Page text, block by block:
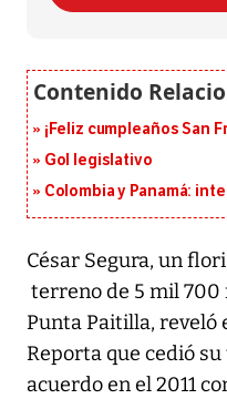
¡Feliz cumpleaños San
Gol legislativo
Colombia y Panamá:
César Segura, un
terreno de 5 mil 700
Punta Paitilla, reveló
Reporta que cedió
acuerdo en el 2011